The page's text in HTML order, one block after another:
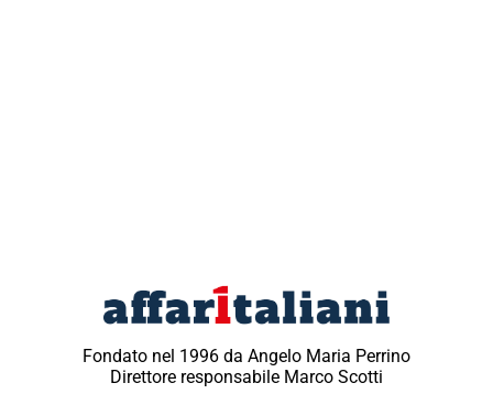
Fondato nel 1996 da Angelo Maria Perrino
Direttore responsabile Marco Scotti